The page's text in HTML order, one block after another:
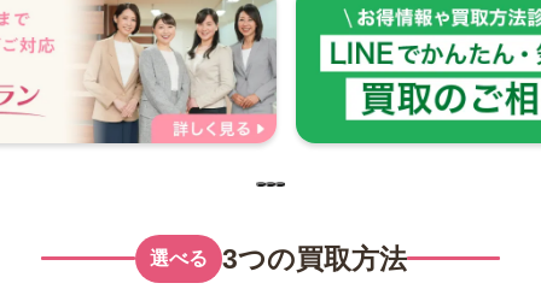
選べる 3つの買取方法